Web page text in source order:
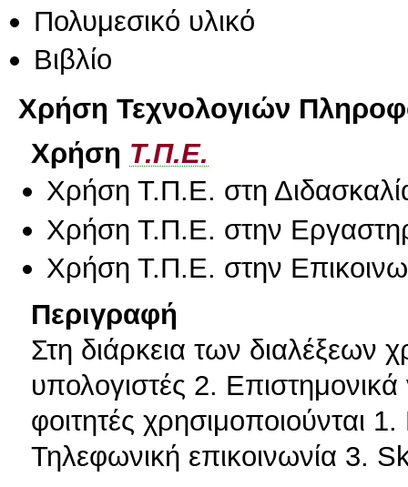
Πολυμεσικό υλικό
Βιβλίο
Χρήση Τεχνολογιών
Χρήση Τ.Π.Ε.
Χρήση Τ.Π.Ε. στη
Χρήση Τ.Π.Ε. στην
Χρήση Τ.Π.Ε. στην
Περιγραφή
Στη διάρκεια των διαλέξεων
υπολογιστές 2.
φοιτητές χρησιμοποιούνται
Τηλεφωνική επικοινωνία 3.